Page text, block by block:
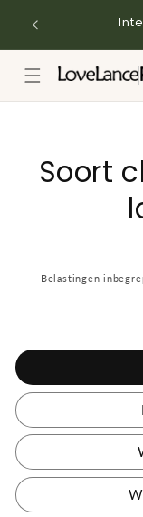
naar de
Soort
Belastingen